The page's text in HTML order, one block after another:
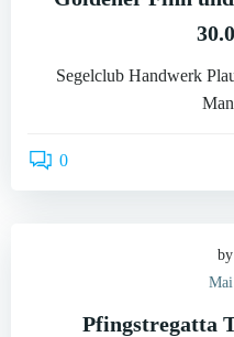
Segelclub Handwerk
0
by
Pfingstregatta